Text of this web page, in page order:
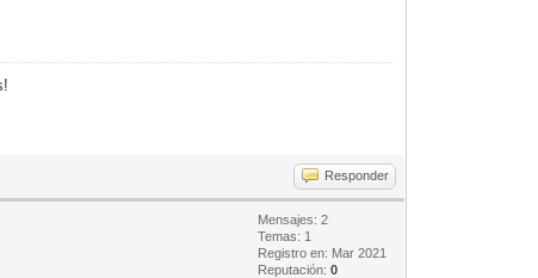
Responder
Mensajes: 2
Temas: 1
Registro en: Mar 2021
Reputación:0